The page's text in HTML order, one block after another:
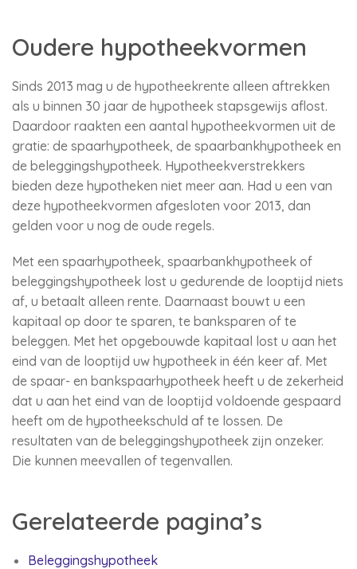
Oudere hypotheekvormen
Sinds 2013 mag u de hypotheekrente alleen aftrekken
als u binnen 30 jaar de hypotheek stapsgewijs aflost.
Daardoor raakten een aantal hypotheekvormen uit de
gratie: de spaarhypotheek, de spaarbankhypotheek en
de beleggingshypotheek. Hypotheekverstrekkers
bieden deze hypotheken niet meer aan. Had u een van
deze hypotheekvormen afgesloten voor 2013, dan
gelden voor u nog de oude regels.
Met een spaarhypotheek, spaarbankhypotheek of
beleggingshypotheek lost u gedurende de looptijd niets
af, u betaalt alleen rente. Daarnaast bouwt u een
kapitaal op door te sparen, te banksparen of te
beleggen. Met het opgebouwde kapitaal lost u aan het
eind van de looptijd uw hypotheek in één keer af. Met
de spaar- en bankspaarhypotheek heeft u de zekerheid
dat u aan het eind van de looptijd voldoende gespaard
heeft om de hypotheekschuld af te lossen. De
resultaten van de beleggingshypotheek zijn onzeker.
Die kunnen meevallen of tegenvallen.
Gerelateerde pagina’s
Beleggingshypotheek